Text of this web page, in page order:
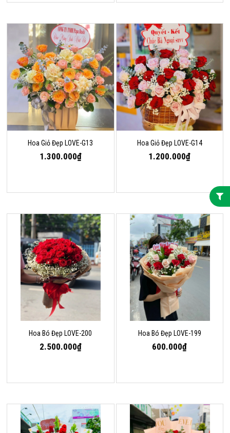
Hoa Giỏ Đẹp LOVE-G13
1.300.000₫
Hoa Giỏ Đẹp LOVE-G14
1.200.000₫
Hoa Bó Đẹp LOVE-200
2.500.000₫
Hoa Bó Đẹp LOVE-199
600.000₫